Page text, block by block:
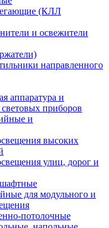
(КЛЛ
и освежители
направленного
аппаратура и
приборов
и
высоких
улиц, дорог и
для модульного и
потолочные